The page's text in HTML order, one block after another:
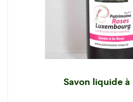
Savon liquide à